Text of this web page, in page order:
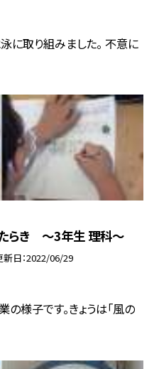
に取り組みました。 不意に
らき 〜3年生 理科〜
新日 2022/06/29
様子です。きょうは「風の